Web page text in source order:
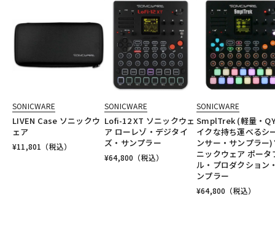
SONICWARE
LIVEN Case ソニックウ
ェア
¥11,801 （税込）
SONICWARE
Lofi-12 XT ソニックウェ
ア ローレゾ・デジタイ
ズ・サンプラー
¥64,800 （税込）
SONICWARE
SmplTrek (軽量・
イクな持ち運べるシ
ンサー・サンプラー)
ニックウェア ポータ
ル・プロダクション
ンプラー
¥64,800 （税込）